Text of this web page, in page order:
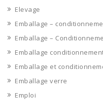
Elevage
Emballage –
Emballage –
Emballage
Emballage et
Emballage verre
Emploi